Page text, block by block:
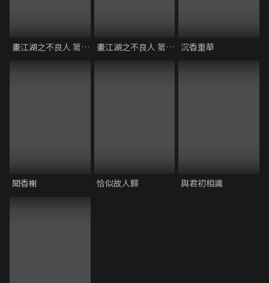
畫江湖之不良人 第二季 畫江湖之不良人 第一季 沉香重華
聞香榭 恰似故人歸 與君初相識